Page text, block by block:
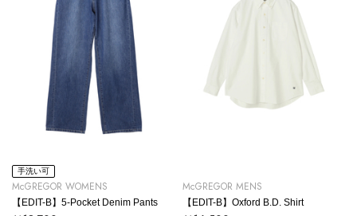
手洗い可
McGREGOR WOMENS
【EDIT-B】5-Pocket Denim Pants
McGREGOR MENS
【EDIT-B】Oxford B.D. Shirt